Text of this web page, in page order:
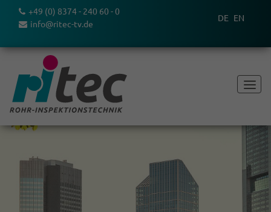
+49 (0) 8374 - 240 60 - 0
info@ritec-tv.de
DE EN